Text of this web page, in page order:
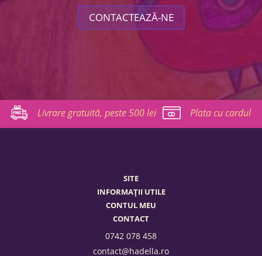
CONTACTEAZĂ-NE
Livrare gratuită, peste 500 lei Plata cu cardul
SITE
INFORMAȚII UTILE
CONTUL MEU
CONTACT
0742 078 458
contact@hadella.ro